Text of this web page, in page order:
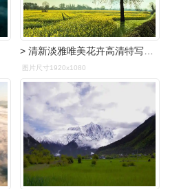
图片尺寸1920x1080